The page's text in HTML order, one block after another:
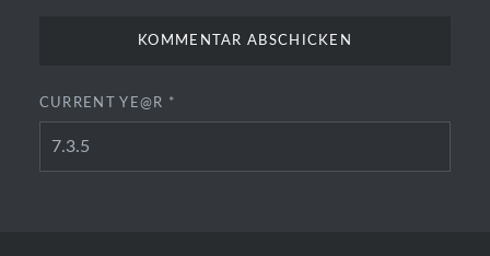
CURRENT YE@R *